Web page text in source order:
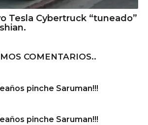
Tesla Cybertruck “tuneado”
COMENTARIOS..
pinche Saruman!!!
pinche Saruman!!!